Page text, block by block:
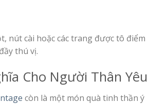
nút cài hoặc các trang được tô điểm
thú vị.
Cho Người Thân Yêu
còn là một món quà tinh thần ý